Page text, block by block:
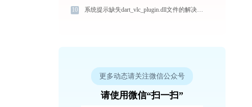
10 系统提示缺失dart_vlc_plugin.dll文件的解决方法
更多动态请关注微信公众号
请使用微信“扫一扫”